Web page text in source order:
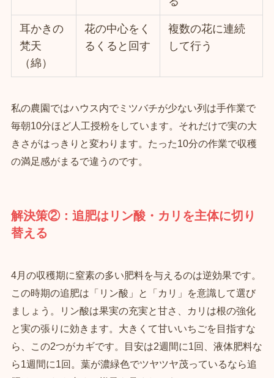
耳かきの
梵天
（綿）
花の中心をく
るくると回す
複数の花に連続
して行う
私の農園ではハウス内でミツバチが少ない列は手作業で
毎朝10分ほど人工授粉をしています。それだけで実の大
きさがはっきりと変わります。たった10分の作業で収穫
の満足感がまるで違うのです。
解決策②：追肥はリン酸・カリを主体に切り
替える
4月の収穫期に窒素の多い肥料を与えるのは逆効果です。
この時期の追肥は「リン酸」と「カリ」を意識して選び
ましょう。リン酸は果実の充実と甘さ、カリは根の強化
と実の張りに効きます。大きくて甘いいちごを目指すな
ら、この2つがカギです。目安は2週間に1回、液体肥料な
ら1週間に1回。葉が濃緑色でツヤツヤ茂っているなら追